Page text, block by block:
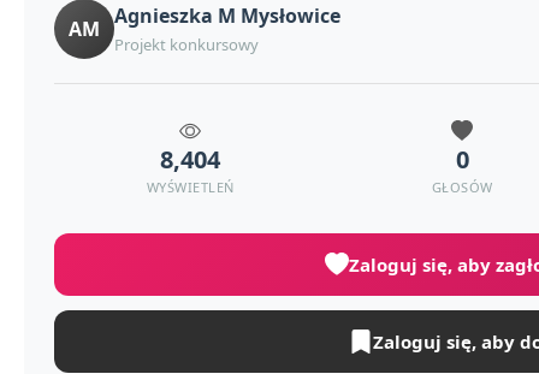
AM Agnieszka M Mysłowice
Projekt konkursowy
8,404
WYŚWIETLEŃ
0
GŁOSÓW
Zaloguj się, aby
Zaloguj się, aby